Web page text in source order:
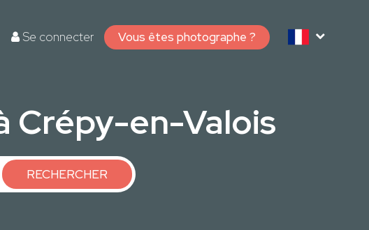
Se connecter Vous êtes photographe ?
Crépy-en-Valois
RECHERCHER